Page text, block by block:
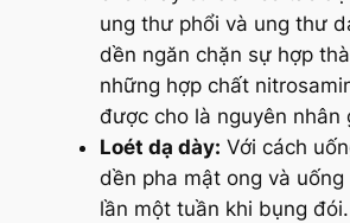
ung thư phổi và ung thư
dền ngăn chặn sự hợp
những hợp chất
được cho là nguyên nhân
Loét dạ dày: Với cách
dền pha mật ong và uống
lần một tuần khi bụng